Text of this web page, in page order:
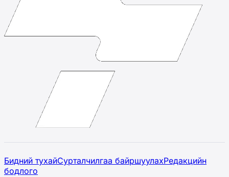
Бидний тухайСурталчилгаа байршуулахРедакцийн
бодлого